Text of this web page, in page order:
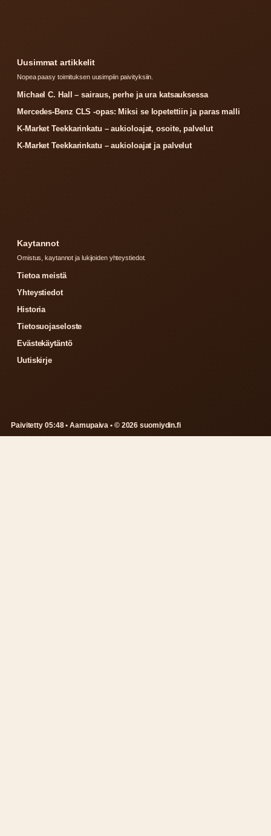
Uusimmat artikkelit
Nopea paasy toimituksen uusimpiin paivityksiin.
Michael C. Hall – sairaus, perhe ja ura katsauksessa
Mercedes-Benz CLS -opas: Miksi se lopetettiin ja paras malli
K-Market Teekkarinkatu – aukioloajat, osoite, palvelut
K-Market Teekkarinkatu – aukioloajat ja palvelut
Kaytannot
Omistus, kaytannot ja lukijoiden yhteystiedot.
Tietoa meistä
Yhteystiedot
Historia
Tietosuojaseloste
Evästekäytäntö
Uutiskirje
Paivitetty 05:48 • Aamupaiva • © 2026 suomiydin.fi